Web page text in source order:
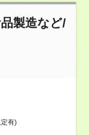
製造など/
有)